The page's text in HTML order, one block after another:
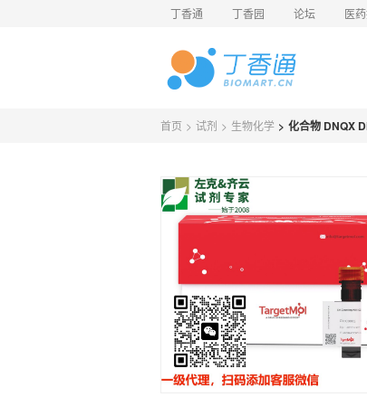
丁香通 丁香园 论坛 医
首页 > 试剂 > 生物化学 > 化合物 DNQX